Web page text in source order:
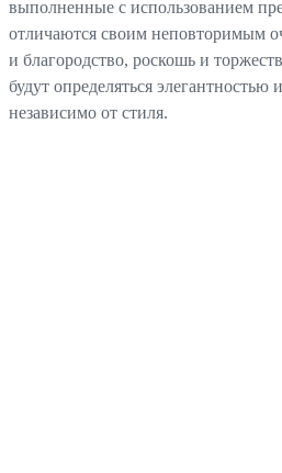
выполненные с использованием
отличаются своим неповторимым
и благородство, роскошь и
будут определяться элегантностью
независимо от стиля.